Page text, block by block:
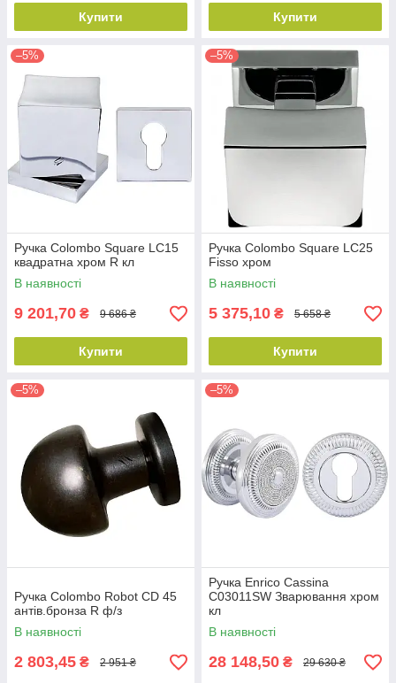
Купити Купити
–5%
Ручка Colombo Square LC15
квадратна хром R кл
В наявності
9 201,70 ₴ 9 686 ₴
Купити
–5%
Ручка Colombo Square LC25
Fisso хром
В наявності
5 375,10 ₴ 5 658 ₴
Купити
–5%
Ручка Colombo Robot CD 45
антів.бронза R ф/з
В наявності
2 803,45 ₴ 2 951 ₴
–5%
Ручка Enrico Cassina
C03011SW Зварювання хром
кл
В наявності
28 148,50 ₴ 29 630 ₴